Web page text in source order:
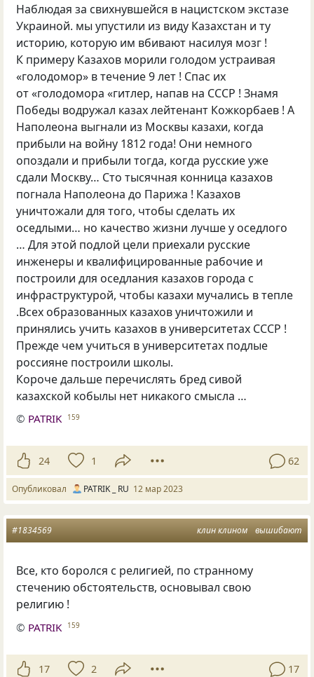
Наблюдая за свихнувшейся в нацистском экстазе
Украиной. мы упустили из виду Казахстан и ту
историю, которую им вбивают насилуя мозг !
К примеру Казахов морили голодом устраивая
«голодомор» в течение 9 лет ! Спас их
от «голодомора «гитлер, напав на СССР ! Знамя
Победы водружал казах лейтенант Кожкорбаев ! А
Наполеона выгнали из Москвы казахи, когда
прибыли на войну 1812 года! Они немного
опоздали и прибыли тогда, когда русские уже
сдали Москву… Сто тысячная конница казахов
погнала Наполеона до Парижа ! Казахов
уничтожали для того, чтобы сделать их
оседлыми… но качество жизни лучше у оседлого
… Для этой подлой цели приехали русские
инженеры и квалифицированные рабочие и
построили для оседлания казахов города с
инфраструктурой, чтобы казахи мучались в тепле
.Всех образованных казахов уничтожили и
принялись учить казахов в университетах СССР !
Прежде чем учиться в университетах подлые
россияне построили школы.
Короче дальше перечислять бред сивой
казахской кобылы нет никакого смысла …
© PATRIK 159
24 1 62
Опубликовал PATRIK _ RU 12 мар 2023
клин клином вышибают
#1834569
Все, кто боролся с религией, по странному
стечению обстоятельств, основывал свою
религию !
© PATRIK 159
17 2 17